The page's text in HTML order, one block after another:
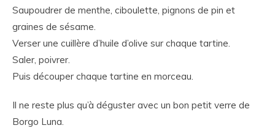
Saupoudrer de menthe, ciboulette, pignons de pin et
graines de sésame.
Verser une cuillère d’huile d’olive sur chaque tartine.
Saler, poivrer.
Puis découper chaque tartine en morceau.
Il ne reste plus qu’à déguster avec un bon petit verre de
Borgo Luna.